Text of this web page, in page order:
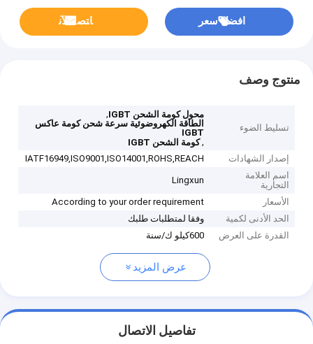
افضل سعر ﺎﺘﺼﻟ ﺍﻶﻧ
منتوج وصف
تسليط الضوء
محول كومة الشحن IGBT
,
الطاقة الكهروضوئية سرعة شحن كومة عاكس
IGBT
,كومة الشحن IGBT
إصدار الشهادات
IATF16949,ISO9001,ISO14001,ROHS,REACH
اسم العلامة
التجارية
Lingxun
الأسعار
According to your order requirement
الحد الأدنى لكمية
وفقا لمتطلبات طلبك
القدرة على العرض
600كيلو ك/سنة
عرض المزيد
تفاصيل الاتصال